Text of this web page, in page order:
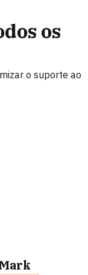
os
o suporte ao
Mark